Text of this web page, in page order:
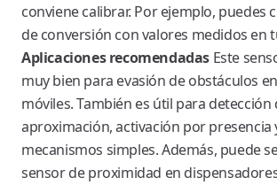
conviene calibrar. Por ejemplo, puedes
de conversión con valores medidos en
Aplicaciones recomendadas Este
muy bien para evasión de obstáculos
móviles. También es útil para detección
aproximación, activación por presencia
mecanismos simples. Además, puede
sensor de proximidad en